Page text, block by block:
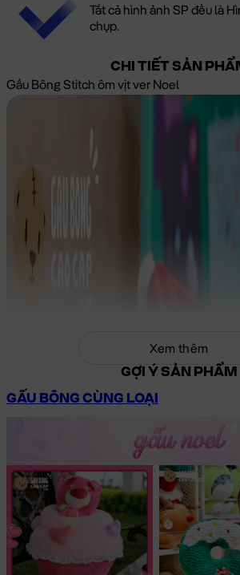
Tất cả hình ảnh SP đều là
chụp.
CHI TIẾT SẢN
Gấu Bông Stitch ôm vịt ver Noel
Xem thêm
GỢI Ý SẢN PHẨM
GẤU BÔNG CÙNG LOẠI